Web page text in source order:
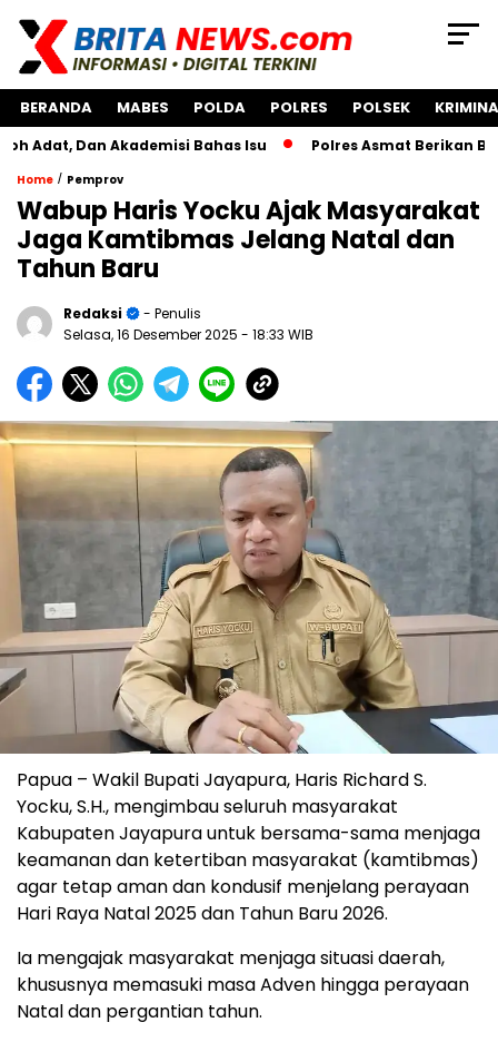
BERANDA MABES POLDA POLRES POLSEK
Akademisi Bahas Isu Polres Asmat Berikan Bantuan
Home / Pemprov
Wabup Haris Yocku Ajak Masyarakat
Jaga Kamtibmas Jelang Natal dan
Tahun Baru
Redaksi
- Penulis
Selasa, 16 Desember 2025 - 18:33 WIB
Papua – Wakil Bupati Jayapura, Haris Richard S.
Yocku, S.H., mengimbau seluruh masyarakat
Kabupaten Jayapura untuk bersama-sama menjaga
keamanan dan ketertiban masyarakat (kamtibmas)
agar tetap aman dan kondusif menjelang perayaan
Hari Raya Natal 2025 dan Tahun Baru 2026.
Ia mengajak masyarakat menjaga situasi daerah,
khususnya memasuki masa Adven hingga perayaan
Natal dan pergantian tahun.